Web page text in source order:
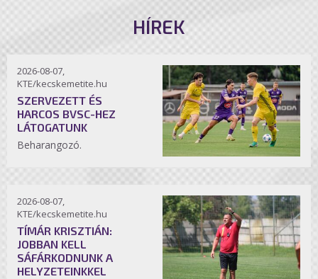
HÍREK
2026-08-07,
KTE/kecskemetite.hu
SZERVEZETT ÉS
HARCOS BVSC-HEZ
LÁTOGATUNK
Beharangozó.
2026-08-07,
KTE/kecskemetite.hu
TÍMÁR KRISZTIÁN:
JOBBAN KELL
SÁFÁRKODNUNK A
HELYZETEINKKEL